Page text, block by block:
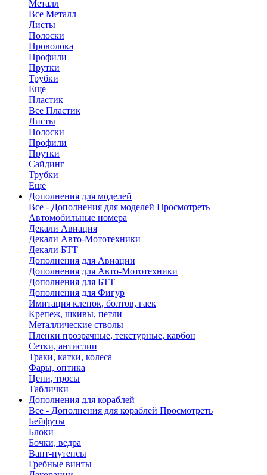
Металл
Все Металл
Листы
Полоски
Проволока
Профили
Прутки
Трубки
Еще
Пластик
Все Пластик
Листы
Полоски
Профили
Прутки
Сайдинг
Трубки
Еще
Дополнения для моделей
Все - Дополнения для моделей Просмотреть
Автомобильные номера
Декали Авиация
Декали Авто-Мототехники
Декали БТТ
Дополнения для Авиации
Дополнения для Авто-Мототехники
Дополнения для БТТ
Дополнения для Фигур
Имитация клепок, болтов, гаек
Крепеж, шкивы, петли
Металлические стволы
Пленки прозрачные, текстурные, карбон
Сетки, антислип
Траки, катки, колеса
Фары, оптика
Цепи, тросы
Таблички
Дополнения для кораблей
Все - Дополнения для кораблей Просмотреть
Бейфуты
Блоки
Бочки, ведра
Вант-путенсы
Гребные винты